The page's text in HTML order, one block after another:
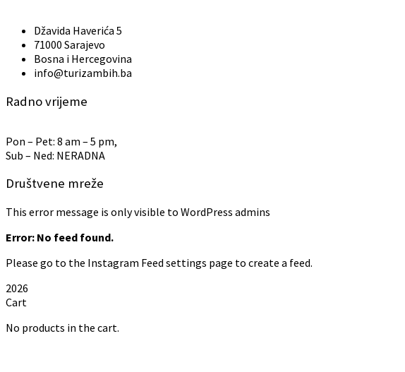
Džavida Haverića 5
71000 Sarajevo
Bosna i Hercegovina
info@turizambih.ba
Radno vrijeme
Pon – Pet: 8 am – 5 pm,
Sub – Ned: NERADNA
Društvene mreže
This error message is only visible to WordPress admins
Error: No feed found.
Please go to the Instagram Feed settings page to create a feed.
2026
Cart
No products in the cart.